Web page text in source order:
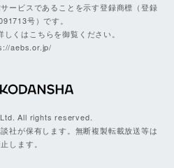
ービスであることを示す登録商標（登録
号）です。
くはこちらを御覧ください。
aebs.or.jp/
All rights reserved.
社が保有します。無断複製転載放送等は
します。